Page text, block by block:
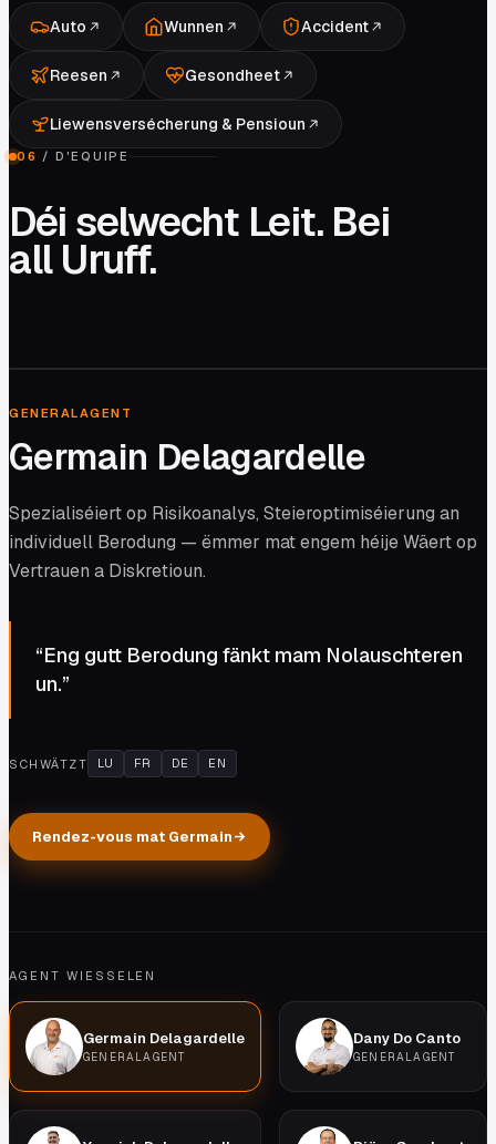
Auto Wunnen Accident
Reesen Gesondheet
Liewensversécherung & Pensioun
06 / D'EQUIPE
Déi selwecht Leit. Bei
all Uruff.
GENERALAGENT
Germain Delagardelle
Spezialiséiert op Risikoanalys, Steieroptimiséierung an
individuell Berodung — ëmmer mat engem héije Wäert op
Vertrauen a Diskretioun.
“Eng gutt Berodung fänkt mam Nolauschteren
un.”
SCHWÄTZT LU FR DE EN
Rendez-vous mat Germain
AGENT WIESSELEN
Germain Delagardelle
GENERALAGENT
Dany Do Canto
GENERALAGENT